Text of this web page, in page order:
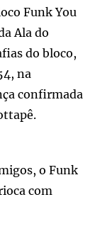
Funk You
Ala do
do bloco,
na
confirmada
o Funk
com